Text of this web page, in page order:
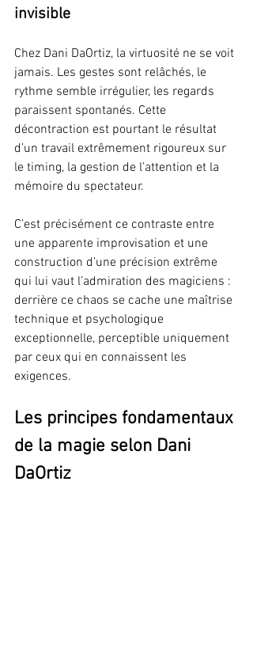
invisible
Chez Dani DaOrtiz, la virtuosité ne se voit
jamais. Les gestes sont relâchés, le
rythme semble irrégulier, les regards
paraissent spontanés. Cette
décontraction est pourtant le résultat
d’un travail extrêmement rigoureux sur
le timing, la gestion de l’attention et la
mémoire du spectateur.
C’est précisément ce contraste entre
une apparente improvisation et une
construction d’une précision extrême
qui lui vaut l’admiration des magiciens :
derrière ce chaos se cache une maîtrise
technique et psychologique
exceptionnelle, perceptible uniquement
par ceux qui en connaissent les
exigences.
Les principes fondamentaux
de la magie selon Dani
DaOrtiz